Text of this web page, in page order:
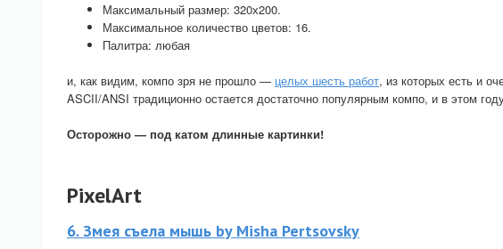
Максимальный размер: 320х200.
Максимальное количество цветов: 16.
Палитра: любая
и, как видим, компо зря не прошло — целых шесть работ, из которых есть и
ASCII/ANSI традиционно остается достаточно популярным компо, и в этом
Осторожно — под катом длинные картинки!
PixelArt
6. Змея съела мышь by Misha Pertsovsky